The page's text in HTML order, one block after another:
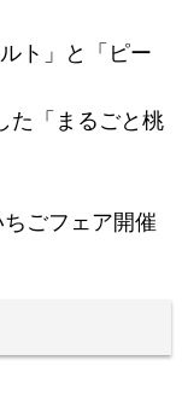
ト」と「ピー
た「まるごと桃
ちごフェア開催